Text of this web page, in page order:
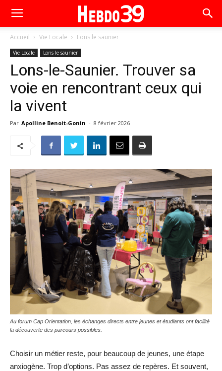
Accueil Vie Locale Lons le saunier
Vie Locale Lons le saunier
Lons-le-Saunier. Trouver sa
voie en rencontrant ceux qui
la vivent
Par Apolline Benoit-Gonin - 8 février 2026
Au forum Cap Orientation, les échanges directs entre jeunes et étudiants ont facilité
la découverte des parcours possibles.
Choisir un métier reste, pour beaucoup de jeunes, une étape
anxiogène. Trop d’options. Pas assez de repères. Et souvent,